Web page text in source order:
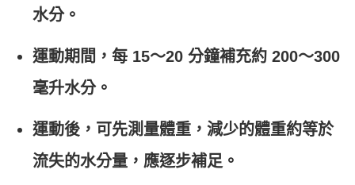
水分。
運動期間，每 15～20 分鐘補充約 200～300
毫升水分。
運動後，可先測量體重，減少的體重約等於
流失的水分量，應逐步補足。